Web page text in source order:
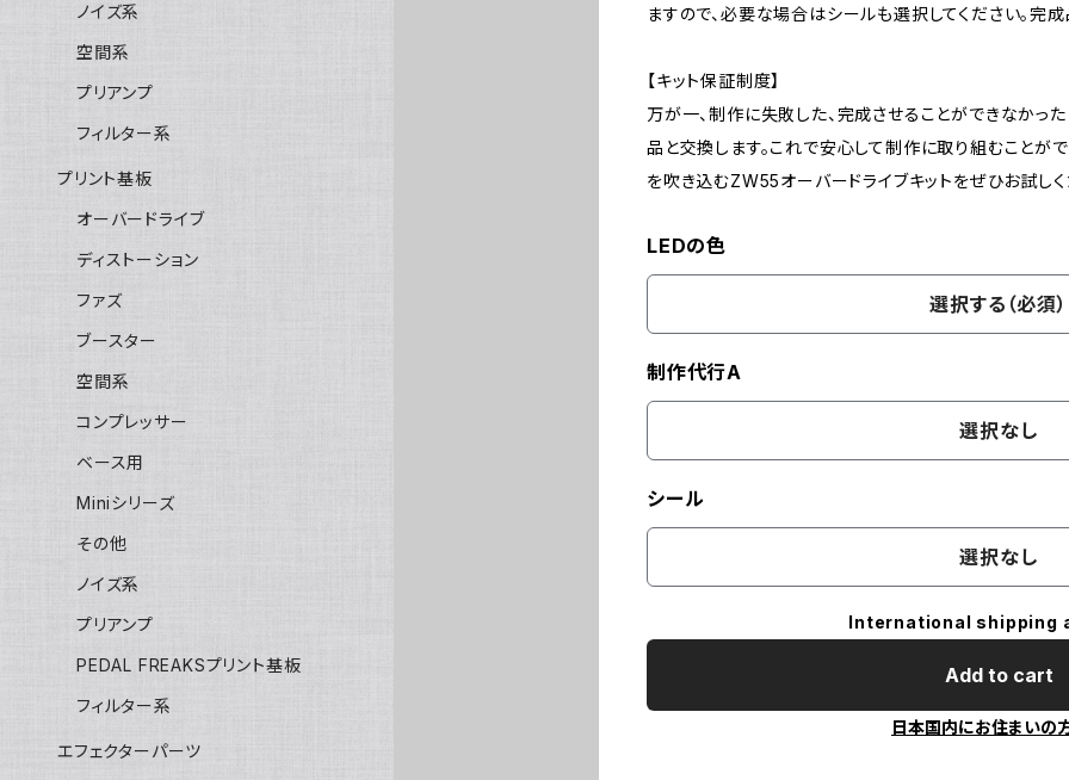
ますので、必要な場合はシールも選択してください。完
【キット保証制度】
万が一、制作に失敗した、完成させることができなかっ
品と交換します。これで安心して制作に取り組むことが
を吹き込むZW55オーバードライブキットをぜひお試しく
LEDの色
選択する（必須）
制作代行A
選択なし
シール
選択なし
International shipping
Add to cart
日本国内にお住まいの
ノイズ系
空間系
プリアンプ
フィルター系
プリント基板
オーバードライブ
ディストーション
ファズ
ブースター
空間系
コンプレッサー
ベース用
Miniシリーズ
その他
ノイズ系
プリアンプ
PEDAL FREAKSプリント基板
フィルター系
エフェクターパーツ